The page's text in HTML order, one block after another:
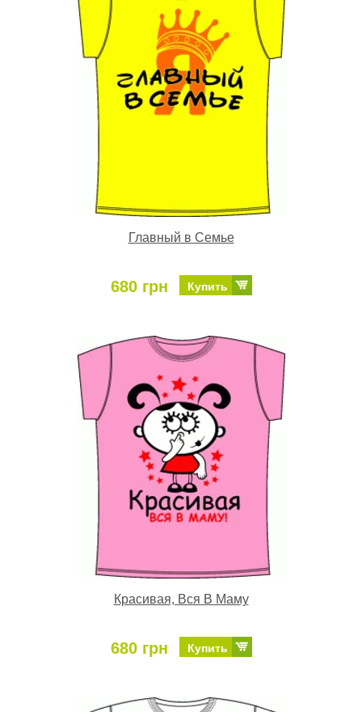
Главный в Семье
680 грн Купить
Красивая, Вся В Маму
680 грн Купить